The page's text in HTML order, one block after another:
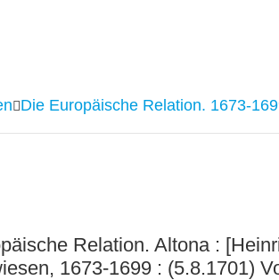
Die Europäische Relation. 1673-
Relation. Altona :
1673-1699 : (5.8.1701)